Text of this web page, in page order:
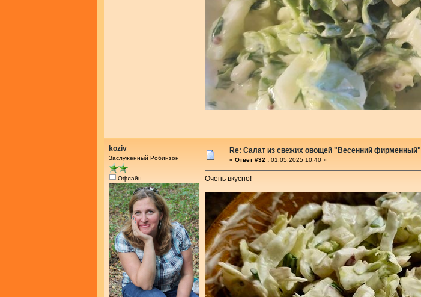
koziv
Заслуженный Робинзон
Офлайн
Re: Салат из свежих овощей "Весенний фирменный"
« Ответ #32 : 01.05.2025 10:40 »
Очень вкусно!